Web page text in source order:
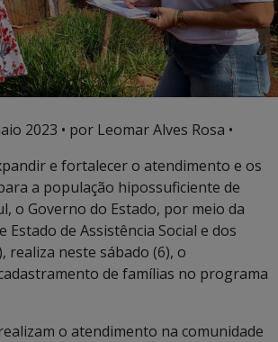
2023 • por Leomar Alves Rosa •
e fortalecer o atendimento e os
a população hipossuficiente de
o Governo do Estado, por meio da
Estado de Assistência Social e dos
realiza neste sábado (6), o
de famílias no programa
o atendimento na comunidade